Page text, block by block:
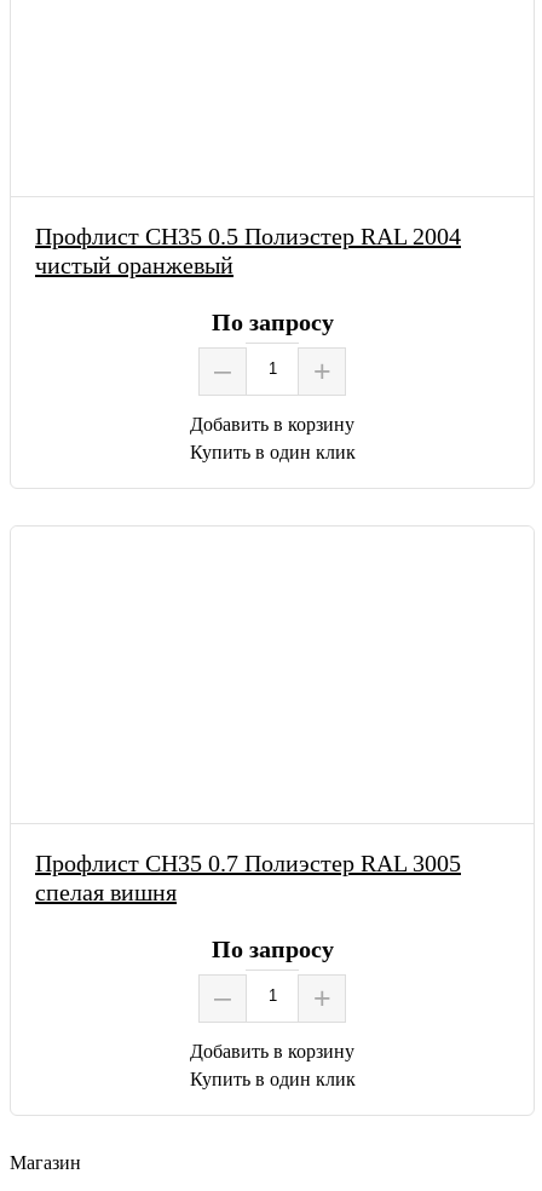
Профлист СН35 0.5 Полиэстер RAL 2004
чистый оранжевый
По запросу
– +
Добавить в корзину
Купить в один клик
Профлист СН35 0.7 Полиэстер RAL 3005
спелая вишня
По запросу
– +
Добавить в корзину
Купить в один клик
Магазин